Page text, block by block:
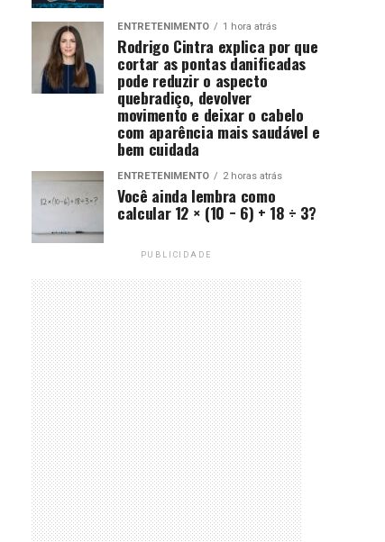
ENTRETENIMENTO 1 hora atrás
Rodrigo Cintra explica por que
cortar as pontas danificadas
pode reduzir o aspecto
quebradiço, devolver
movimento e deixar o cabelo
com aparência mais saudável e
bem cuidada
ENTRETENIMENTO 2 horas atrás
Você ainda lembra como
calcular 12 × (10 − 6) + 18 ÷ 3?
PUBLICIDADE